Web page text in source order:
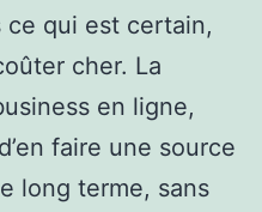
ce qui est certain,
cher. La
en ligne,
faire une source
long terme, sans